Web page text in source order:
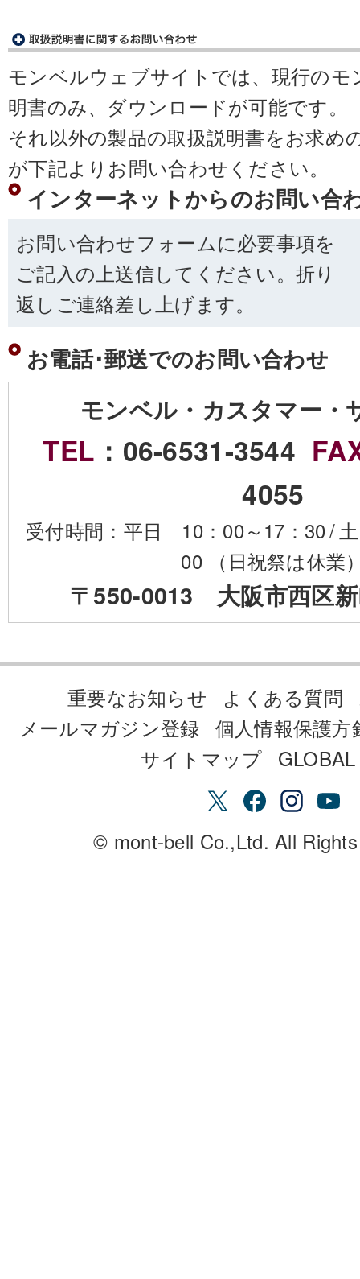
モンベルウェブサイトでは、現行のモ
明書のみ、ダウンロードが可能です。
それ以外の製品の取扱説明書をお求め
が下記よりお問い合わせください。
インターネットからのお問い合
お問い合わせフォームに必要事項を
ご記入の上送信してください。折り
返しご連絡差し上げます。
お電話･郵送でのお問い合わせ
モンベル・カスタマー・
TEL ：06-6531-3544
4055
受付時間：平日 10：00～17：30/
00 （日祝祭は休業
〒550-0013 大阪市西区
重要なお知らせ よくある質問
メールマガジン登録 個人情報保護方
サイトマップ
© mont-bell Co.,Ltd. All